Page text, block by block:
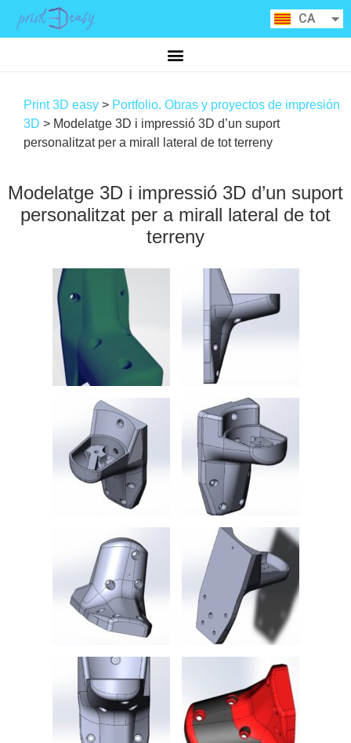
CA
ES
RU
Print 3D easy > Portfolio. Obras y proyectos de impresión
3D > Modelatge 3D i impressió 3D d’un suport
personalitzat per a mirall lateral de tot terreny
Modelatge 3D i impressió 3D d’un suport
personalitzat per a mirall lateral de tot
terreny